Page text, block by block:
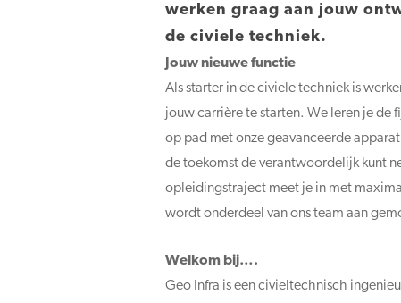
werken graag aan jouw
de civiele techniek.
Jouw nieuwe functie
Als starter in de civiele techniek is
jouw carrière te starten. We leren je de
op pad met onze geavanceerde
de toekomst de verantwoordelijk kunt
opleidingstraject meet je in met
wordt onderdeel van ons team aan
Welkom bij….
Geo Infra is een civieltechnisch